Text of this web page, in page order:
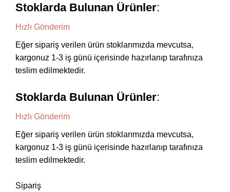
Stoklarda Bulunan Ürünler:
Hızlı Gönderim
Eğer sipariş verilen ürün stoklarımızda mevcutsa,
kargonuz 1-3 iş günü içerisinde hazırlanıp tarafınıza
teslim edilmektedir.
Stoklarda Bulunan Ürünler:
Hızlı Gönderim
Eğer sipariş verilen ürün stoklarımızda mevcutsa,
kargonuz 1-3 iş günü içerisinde hazırlanıp tarafınıza
teslim edilmektedir.
Sipariş